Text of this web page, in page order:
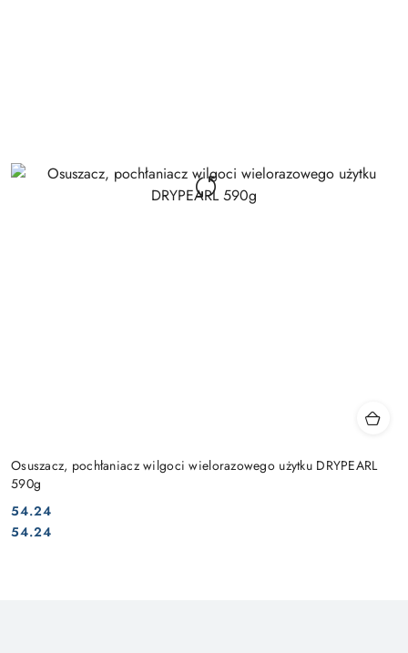
Osuszacz, pochłaniacz wilgoci wielorazowego użytku DRYPEARL
590g
Cena:
54.24
Cena:
54.24